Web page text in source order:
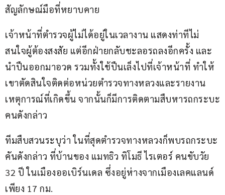
สัญลักษณ์มือที่หยาบคาย
เจ้าหน้าที่ตำรวจผู้ไม่ได้อยู่ในเวลางาน แสดงท่าทีไม่
สนใจผู้ต้องสงสัย แต่อีกฝ่ายกลับชะลอรถลงอีกครั้ง และ
นำปืนออกมาอวด รวมทั้งใช้ปืนเล็งไปที่เจ้าหน้าที่ ทำให้
เขาตัดสินใจติดต่อหน่วยตำรวจทางหลวงและรายงาน
เหตุการณ์ที่เกิดขึ้น จากนั้นก็มีการติดตามสืบหารถกระบะ
คนดังกล่าว
ทีมสืบสวนระบุว่า ในที่สุดตำรวจทางหลวงก็พบรถกระบะ
คันดังกล่าว ที่บ้านของ แมทธิว ทิโมธี ไรเตอร์ คนขับวัย
32 ปี ในเมืองออเบิร์นเดล ซึ่งอยู่ห่างจากเมืองเลคแลนด์
เพียง 17 กม.